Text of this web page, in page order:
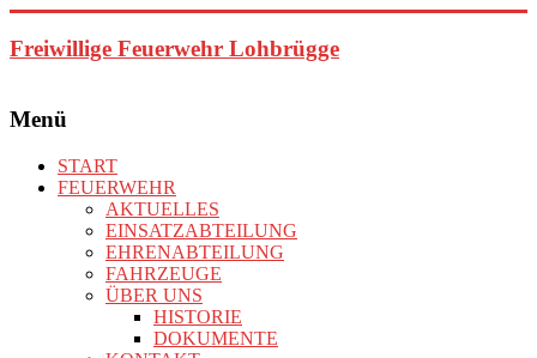
Inhalt
springen
Freiwillige Feuerwehr Lohbrügge
Menü
START
FEUERWEHR
AKTUELLES
EINSATZABTEILUNG
EHRENABTEILUNG
FAHRZEUGE
ÜBER UNS
HISTORIE
DOKUMENTE